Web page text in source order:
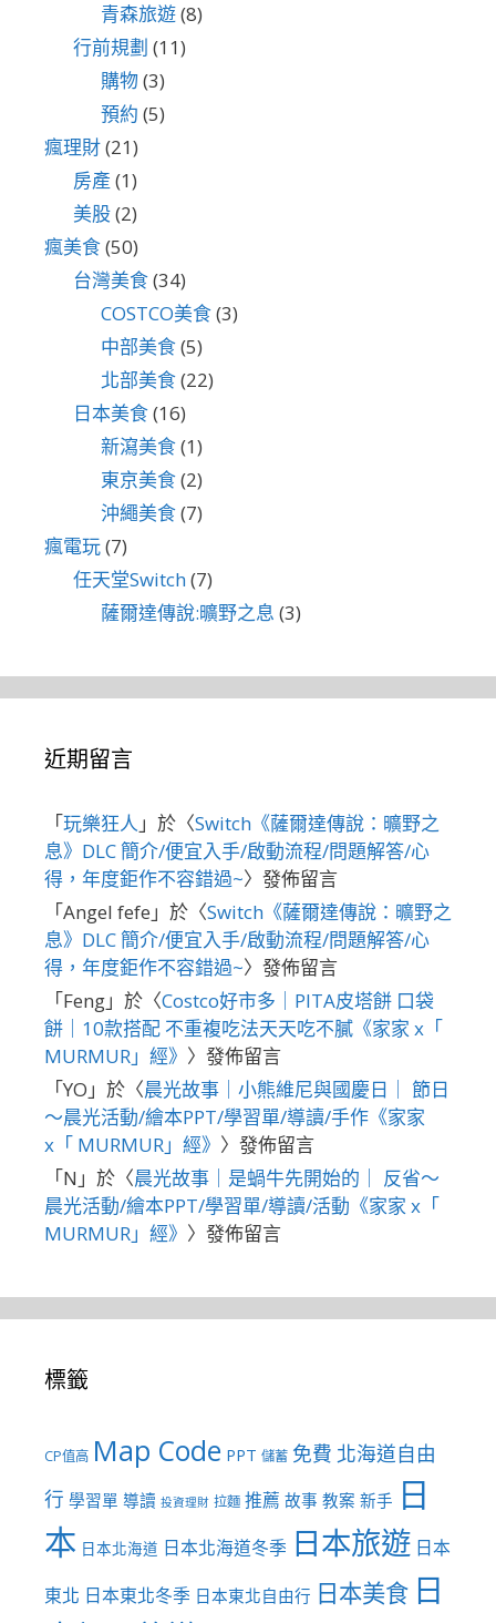
青森旅遊(8)
行前規劃 (11)
購物(3)
預約 (5)
瘋理財(21)
房產 (1)
美股(2)
瘋美食(50)
台灣美食(34)
COSTCO美食(3)
中部美食(5)
北部美食(22)
日本美食(16)
新瀉美食(1)
東京美食(2)
沖繩美食(7)
瘋電玩(7)
任天堂Switch(7)
薩爾達傳說:曠野之息 (3)
近期留言
「玩樂狂人 」於〈Switch《薩爾達傳說：曠野之
息》DLC 簡介/便宜入手/啟動流程/問題解答/心
得，年度鉅作不容錯過~〉發佈留言
「Angel fefe 」於〈Switch《薩爾達傳說：曠野之
息》DLC 簡介/便宜入手/啟動流程/問題解答/心
得，年度鉅作不容錯過~〉發佈留言
「Feng」於〈Costco好市多｜PITA皮塔餅 口袋
餅｜10款搭配 不重複吃法天天吃不膩《家家 x「
MURMUR」經》 〉發佈留言
「YO 」於〈晨光故事｜小熊維尼與國慶日｜ 節日
～晨光活動/繪本PPT/學習單/導讀/手作《家家
x「 MURMUR」經》 〉發佈留言
「N 」於〈晨光故事｜是蝸牛先開始的｜ 反省～
晨光活動/繪本PPT/學習單/導讀/活動《家家 x「
MURMUR」經》 〉發佈留言
標籤
CP值高 Map Code PPT 儲蓄 免費 北海道自由
行 學習單 導讀 投資理財 拉麵 推薦 故事 教案 新手 日
本 日本北海道 日本北海道冬季 日本旅遊 日本
東北 日本東北冬季 日本東北自由行 日本美食 日